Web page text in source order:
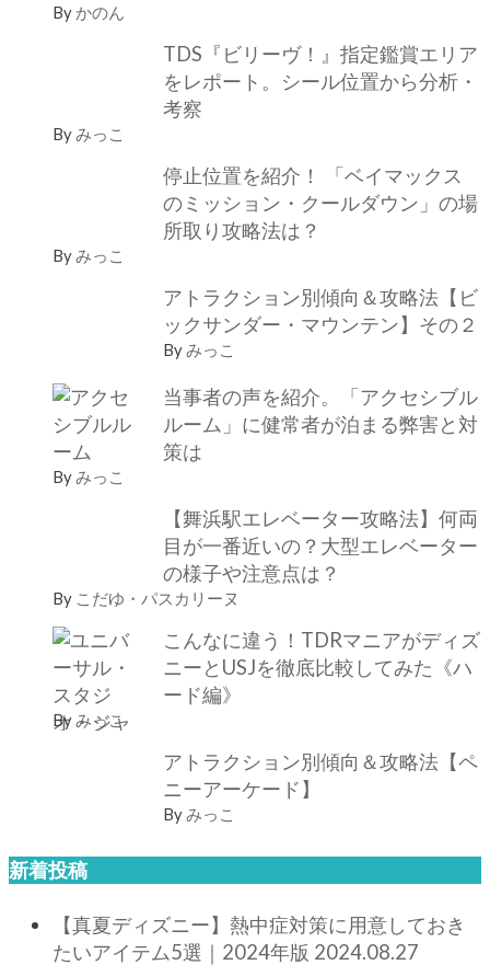
By かのん
TDS『ビリーヴ！』指定鑑賞エリア
をレポート。シール位置から分析・
考察
Byみっこ
停止位置を紹介！ 「ベイマックス
のミッション・クールダウン」の場
所取り攻略法は？
Byみっこ
アトラクション別傾向＆攻略法【ビ
ックサンダー・マウンテン】その２
Byみっこ
当事者の声を紹介。「アクセシブル
ルーム」に健常者が泊まる弊害と対
策は
Byみっこ
【舞浜駅エレベーター攻略法】何両
目が一番近いの？大型エレベーター
の様子や注意点は？
By こだゆ・パスカリーヌ
こんなに違う！TDRマニアがディズ
ニーとUSJを徹底比較してみた《ハ
ード編》
Byみっこ
アトラクション別傾向＆攻略法【ペ
ニーアーケード】
Byみっこ
新着投稿
【真夏ディズニー】熱中症対策に用意しておき
たいアイテム5選｜2024年版 2024.08.27